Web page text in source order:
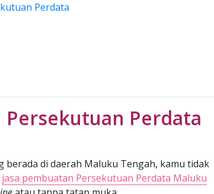
Perdata
Perdata
berada di daerah Maluku Tengah, kamu tidak
jasa pembuatan Persekutuan Perdata Maluku